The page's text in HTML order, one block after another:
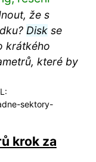
že s
Diskse
krátkého
které by
sektory-
krok za